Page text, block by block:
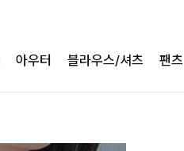
아우터 블라우스/셔츠 팬츠